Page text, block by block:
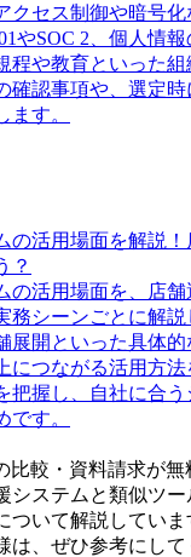
クセス制御や暗号
やSOC 2、個人情
程や教育といった
確認事項や、選定
ます。
の活用場面を解説
？
の活用場面を、店舗
務シーンごとに解
展開といった具体
につながる活用方
把握し、自社に合
です。
比較・資料請求が無
システムと類似ツ
ついて解説していま
は、ぜひ参考にして